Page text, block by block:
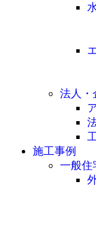
法人・
施工事例
一般住